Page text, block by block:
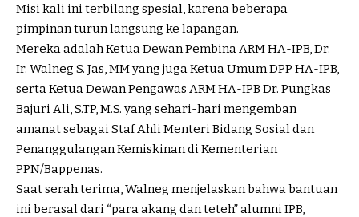
Misi kali ini terbilang spesial, karena beberapa
pimpinan turun langsung ke lapangan.
Mereka adalah Ketua Dewan Pembina ARM HA-IPB, Dr.
Ir. Walneg S. Jas, MM yang juga Ketua Umum DPP HA-IPB,
serta Ketua Dewan Pengawas ARM HA-IPB Dr. Pungkas
Bajuri Ali, S.TP, M.S. yang sehari-hari mengemban
amanat sebagai Staf Ahli Menteri Bidang Sosial dan
Penanggulangan Kemiskinan di Kementerian
PPN/Bappenas.
Saat serah terima, Walneg menjelaskan bahwa bantuan
ini berasal dari “para akang dan teteh” alumni IPB,